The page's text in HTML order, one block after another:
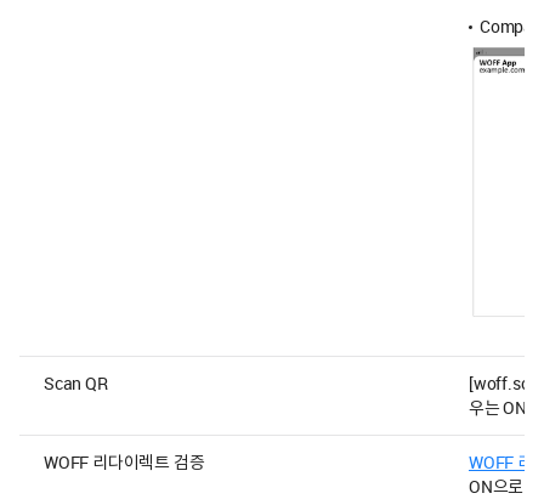
Scan QR
우는 ON
WOFF 리다이렉트 검증
WOFF 리
ON으로